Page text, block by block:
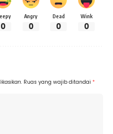
0
Angry
0
Dead
0
Wink
0
Ruas yang wajib ditandai *